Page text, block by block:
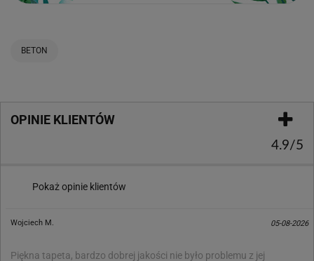
BETON
OPINIE KLIENTÓW
4.9/5
Pokaż opinie klientów
Wojciech M. 05-08-2026
Piękna tapeta, bardzo dobrej jakości nie było problemu z jej